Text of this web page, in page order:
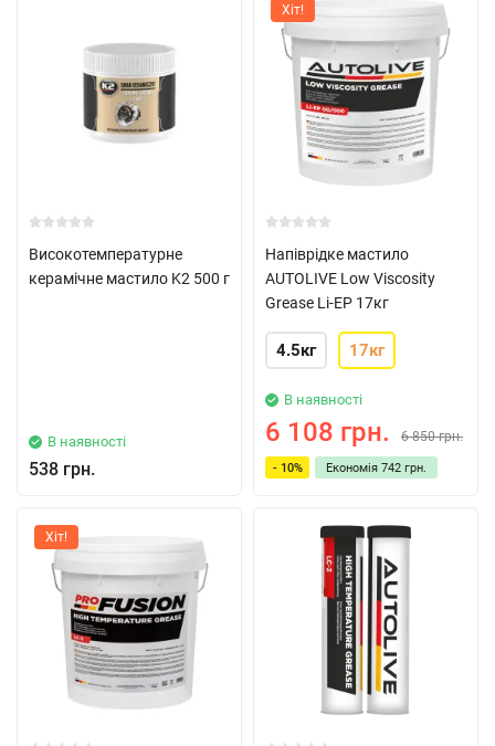
Високотемпературне
керамічне мастило K2 500 г
В наявності
538 грн.
Хіт!
Напіврідке мастило
AUTOLIVE Low Viscosity
Grease Li-EP 17кг
4.5кг 17кг
В наявності
6 108 грн. 6 850 грн.
- 10% Економія 742 грн.
Хіт!